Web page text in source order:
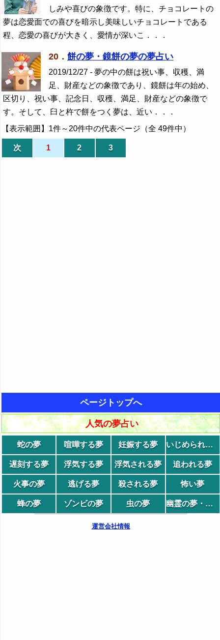
しみや喜びの象徴です。特に、チョコレートの
夢は恋愛面での喜びを暗示し美味しいチョコレートである
程、恋愛の喜びが大きく、愛情が深いこ．．．
20． 餅の夢・鏡餅の夢の夢占い
2019/12/27 - 夢の中の餅は祝い事、収穫、満
足、財産などの象徴であり、鏡餅は年の始め、
区切り、祝い事、記念日、収穫、満足、財産などの象徴で
す。そして、臼と杵で餅をつく夢は、近い．．．
【表示範囲】1件～20件中の代表ページ（全 49件中）
次 1 2 3
ページトップへ
人気の夢占い
蛇の夢 喧嘩する夢 妊娠する夢 いじめられる夢
遅刻する夢 浮気する夢 浮気される夢 追われる夢
火事の夢 逃げる夢 殺される夢 怖い夢
蜂の夢 ゾンビの夢 虫の夢 幽霊の夢・妖怪の夢
運営会社情報